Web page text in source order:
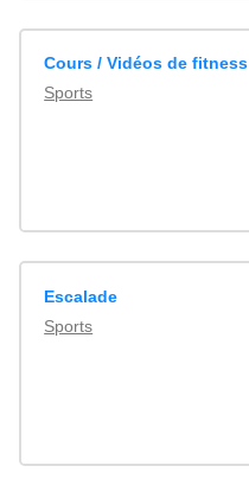
Cours / Vidéos de fitness
Sports
Escalade
Sports